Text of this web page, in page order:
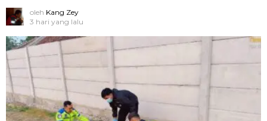
oleh Kang Zey
3 hari yang lalu